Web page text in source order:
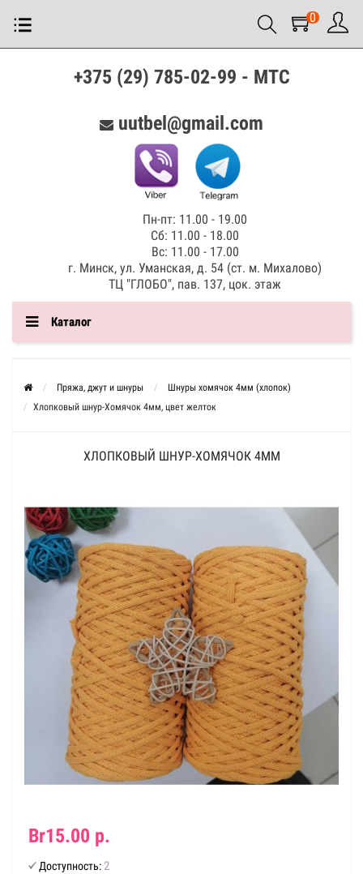
0
+375 (29) 785-02-99 - МТС
uutbel@gmail.com
Пн-пт: 11.00 - 19.00
Сб: 11.00 - 18.00
Вс: 11.00 - 17.00
г. Минск, ул. Уманская, д. 54 (ст. м. Михалово)
ТЦ "ГЛОБО", пав. 137, цок. этаж
Каталог
Пряжа, джут и шнуры
Шнуры хомячок 4мм (хлопок)
Хлопковый шнур-Хомячок 4мм, цвет желток
ХЛОПКОВЫЙ ШНУР-ХОМЯЧОК 4ММ
Br15.00 р.
Доступность: 2